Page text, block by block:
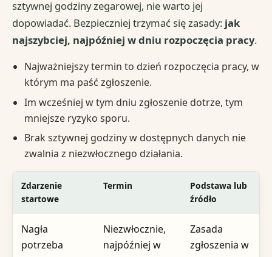
sztywnej godziny zegarowej, nie warto jej
dopowiadać. Bezpieczniej trzymać się zasady: jak
najszybciej, najpóźniej w dniu rozpoczęcia pracy.
Najważniejszy termin to dzień rozpoczęcia pracy, w
którym ma paść zgłoszenie.
Im wcześniej w tym dniu zgłoszenie dotrze, tym
mniejsze ryzyko sporu.
Brak sztywnej godziny w dostępnych danych nie
zwalnia z niezwłocznego działania.
Zdarzenie
startowe
Termin
Podstawa lub
źródło
Nagła
potrzeba
Niezwłocznie,
najpóźniej w
Zasada
zgłoszenia w